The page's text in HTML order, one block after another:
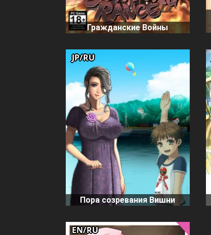
Гражданские Войны
Пора созревания Вишни
JP/RU
EN/RU